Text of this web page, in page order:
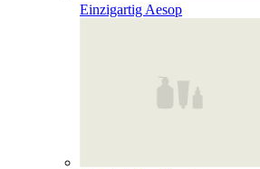
Einzigartig Aesop